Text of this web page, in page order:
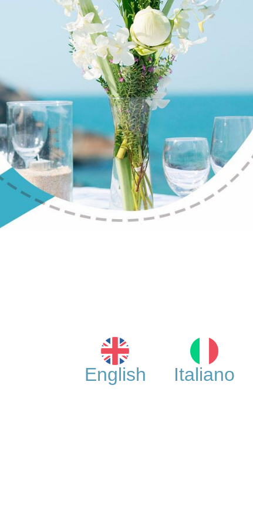
English Italiano